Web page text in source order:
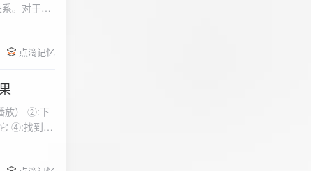
。对于质
点滴记忆
放） ②:下